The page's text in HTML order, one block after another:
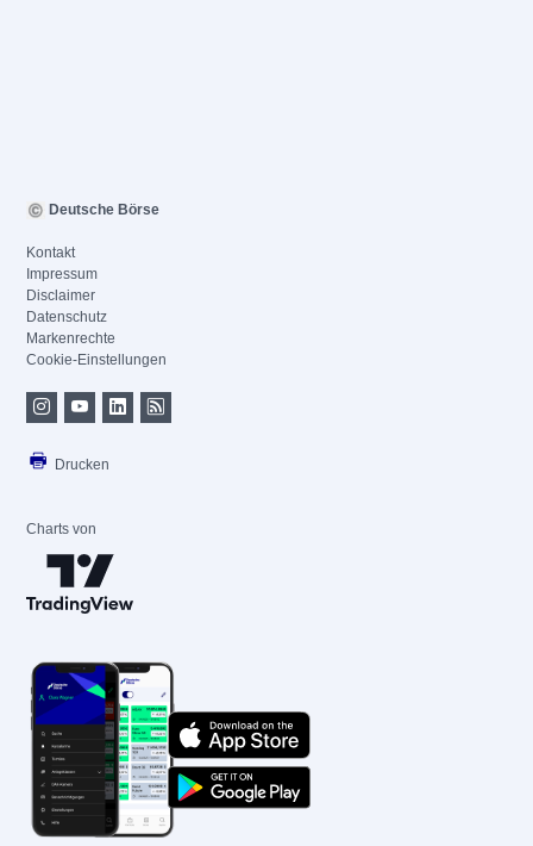
Deutsche Börse
Kontakt
Impressum
Disclaimer
Datenschutz
Markenrechte
Cookie-Einstellungen
Drucken
Charts von